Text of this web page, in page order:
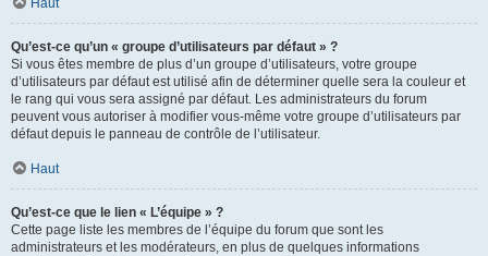
Haut
Qu’est-ce qu’un « groupe d’utilisateurs par défaut » ?
Si vous êtes membre de plus d’un groupe d’utilisateurs, votre groupe
d’utilisateurs par défaut est utilisé afin de déterminer quelle sera la couleur et
le rang qui vous sera assigné par défaut. Les administrateurs du forum
peuvent vous autoriser à modifier vous-même votre groupe d’utilisateurs par
défaut depuis le panneau de contrôle de l’utilisateur.
Haut
Qu’est-ce que le lien « L’équipe » ?
Cette page liste les membres de l’équipe du forum que sont les
administrateurs et les modérateurs, en plus de quelques informations